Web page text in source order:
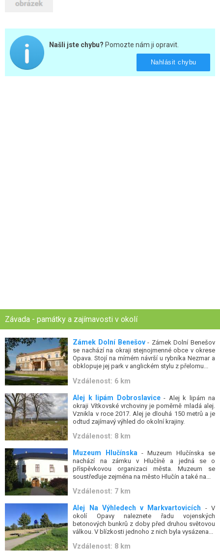
Našli jste chybu? Pomozte nám ji opravit.
Nahlásit chybu
Závada - památky a zajímavosti v okolí
Zámek Dolní Benešov- Zámek Dolní Benešov
se nachází na okraji stejnojmenné obce v okrese
Opava. Stojí na mírném návrší u rybníka Nezmar a
obklopuje jej park v anglickém stylu z přelomu...
Vzdálenost: 6 km
Alej k lipám Dobroslavice- Alej k lipám na
okraji Vítkovské vrchoviny je poměrně mladá alej.
Vznikla v roce 2017. Alej je dlouhá 150 metrů a je
odtud zajímavý výhled do okolní krajiny.
Vzdálenost: 8 km
Muzeum Hlučínska - Muzeum Hlučínska se
nachází na zámku v Hlučíně a jedná se o
příspěvkovou organizaci města. Muzeum se
soustřeďuje zejména na město Hlučín a také na...
Vzdálenost: 7 km
Alej Na Výhledech v Markvartovicích - V
okolí Opavy naleznete řadu vojenských
betonových bunkrů z doby před druhou světovou
válkou. V blízkosti jednoho z nich byla vysázena...
Vzdálenost: 8 km